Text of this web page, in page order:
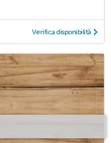
Verifica disponibilità